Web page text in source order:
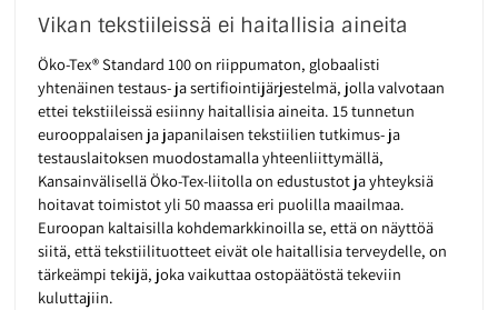
Vikan tekstiileissä ei haitallisia aineita
Öko-Tex® Standard 100 on riippumaton, globaalisti
yhtenäinen testaus- ja sertifiointijärjestelmä, jolla valvotaan
ettei tekstiileissä esiinny haitallisia aineita. 15 tunnetun
eurooppalaisen ja japanilaisen tekstiilien tutkimus- ja
testauslaitoksen muodostamalla yhteenliittymällä,
Kansainvälisellä Öko-Tex-liitolla on edustustot ja yhteyksiä
hoitavat toimistot yli 50 maassa eri puolilla maailmaa.
Euroopan kaltaisilla kohdemarkkinoilla se, että on näyttöä
siitä, että tekstiilituotteet eivät ole haitallisia terveydelle, on
tärkeämpi tekijä, joka vaikuttaa ostopäätöstä tekeviin
kuluttajiin.